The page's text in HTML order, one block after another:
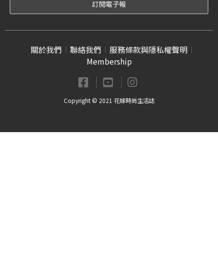
關於我們 聯絡我們
服務條款與隱私權聲明
Membership
Copyright © 2021 花嫁時尚生活誌